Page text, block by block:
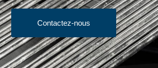
Contactez-nous